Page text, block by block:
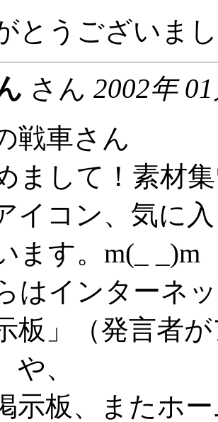
とうございま
さん 2002年
戦車さん
まして！素材
イコン、気に
ます。m(_ _)m
はインターネ
板」（発言者
や、
示板、またホ